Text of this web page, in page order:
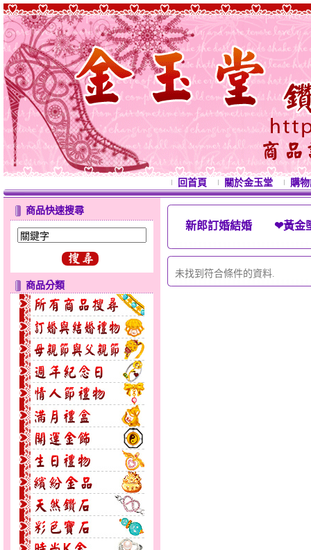
回首頁 關於金玉堂 購
商品快速搜尋
商品分類
花顏綻放～黃金套鍊
新郎訂婚結婚 ❤黃金
未找到符合條件的資料.